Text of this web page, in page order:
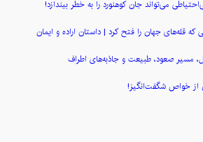
می‌تواند جان کوهنورد را به خطر بیندازد!
که قله‌های جهان را فتح کرد | داستان اراده و ایمان
مسیر صعود، طبیعت و جاذبه‌های اطراف
از خواص شگفت‌انگیز!